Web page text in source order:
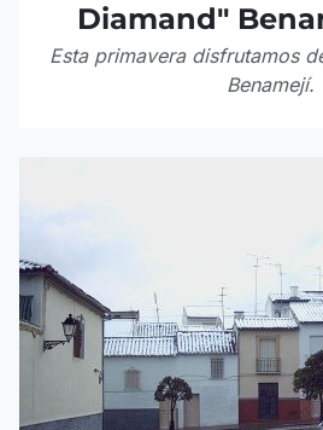
Diamand"
Esta primavera disfrutamos
Benamejí.